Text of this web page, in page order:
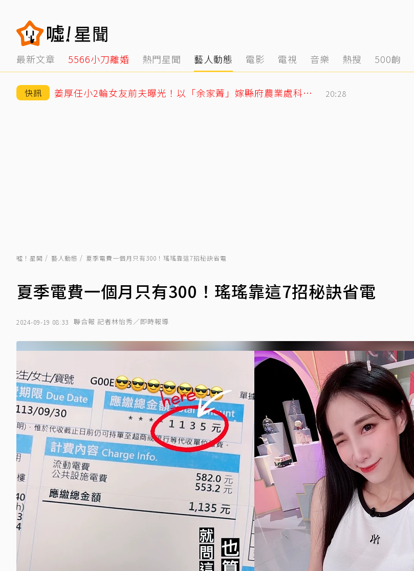
最新文章 5566小刀離婚 熱門星聞 藝人動態 電影 電視 音樂 熱搜 500齣
快訊 姜厚任小2輪女友前夫曝光！以「余家菁」嫁縣府農業處科長 交往3月閃婚 20:28
噓！星聞 藝人動態 夏季電費一個月只有300！瑤瑤靠這7招秘訣省電
夏季電費一個月只有300！瑤瑤靠這7招秘訣省電
2024-09-19 08:33 聯合報 記者林怡秀／即時報導